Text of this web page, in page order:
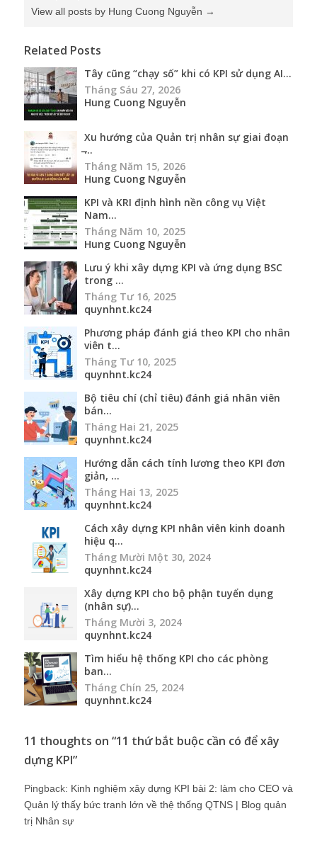
View all posts by Hung Cuong Nguyễn →
Related Posts
Tây cũng “chạy số” khi có KPI sử dụng AI...
Tháng Sáu 27, 2026
Hung Cuong Nguyễn
Xu hướng của Quản trị nhân sự giai đoạn
̶...
Tháng Năm 15, 2026
Hung Cuong Nguyễn
KPI và KRI định hình nền công vụ Việt
Nam...
Tháng Năm 10, 2025
Hung Cuong Nguyễn
Lưu ý khi xây dựng KPI và ứng dụng BSC
trong ...
Tháng Tư 16, 2025
quynhnt.kc24
Phương pháp đánh giá theo KPI cho nhân
viên t...
Tháng Tư 10, 2025
quynhnt.kc24
Bộ tiêu chí (chỉ tiêu) đánh giá nhân viên
bán...
Tháng Hai 21, 2025
quynhnt.kc24
Hướng dẫn cách tính lương theo KPI đơn
giản, ...
Tháng Hai 13, 2025
quynhnt.kc24
Cách xây dựng KPI nhân viên kinh doanh
hiệu q...
Tháng Mười Một 30, 2024
quynhnt.kc24
Xây dựng KPI cho bộ phận tuyển dụng
(nhân sự)...
Tháng Mười 3, 2024
quynhnt.kc24
Tìm hiểu hệ thống KPI cho các phòng
ban...
Tháng Chín 25, 2024
quynhnt.kc24
11 thoughts on “11 thứ bắt buộc cần có để xây
dựng KPI”
Pingback: Kinh nghiệm xây dựng KPI bài 2: làm cho CEO và
Quản lý thấy bức tranh lớn về thệ thống QTNS | Blog quản
trị Nhân sự